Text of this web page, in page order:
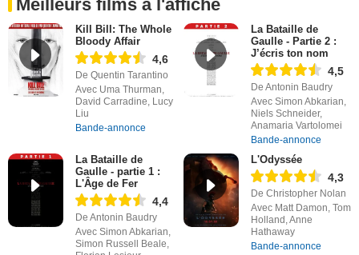
Meilleurs films à l'affiche
Kill Bill: The Whole
Bloody Affair
4,6
De Quentin Tarantino
Avec Uma Thurman,
David Carradine, Lucy
Liu
Bande-annonce
La Bataille de
Gaulle - Partie 2 :
J’écris ton nom
4,5
De Antonin Baudry
Avec Simon Abkarian,
Niels Schneider,
Anamaria Vartolomei
Bande-annonce
La Bataille de
Gaulle - partie 1 :
L'Âge de Fer
4,4
De Antonin Baudry
Avec Simon Abkarian,
Simon Russell Beale,
L'Odyssée
4,3
De Christopher Nolan
Avec Matt Damon, Tom
Holland, Anne
Hathaway
Bande-annonce